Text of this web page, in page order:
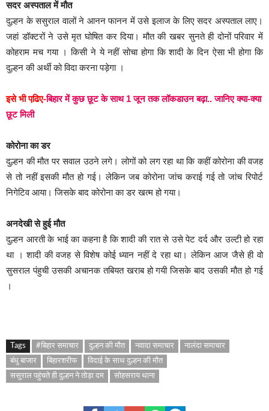
सदर अस्पताल में मौत
दुल्हन के ससुराल वालों ने आनन फानन में उसे इलाज के लिए सदर अस्पताल लाए।
जहां डॉक्टरों ने उसे मृत घोषित कर दिया। मौत की खबर सुनते ही दोनों परिवार में
कोहराम मच गया । किसी ने ये नहीं सोचा होगा कि शादी के दिन ऐसा भी होगा कि
दुल्हन की अर्थी को विदा करना पड़ेगा ।
इसे भी पढि़ए-बिहार में कुछ छूट के साथ 1 जून तक लॉकडाउन बढ़ा.. जानिए क्या-क्या
छूट मिली
कोरोना का डर
दुल्हन की मौत पर सवाल उठने लगे। लोगों को लग रहा था कि कहीं कोरोना की वजह
से तो नहीं इसकी मौत हो गई। लेकिन जब कोरोना जांच कराई गई तो जांच रिपोर्ट
निगेटिव आया। जिसके बाद कोरोना का डर खत्म हो गया।
अनदेखी से हुई मौत
दुल्हन आरती के भाई का कहना है कि शादी की रात से उसे पेट दर्द और उल्टी हो रहा
था । शादी की वजह से विशेष कोई ध्यान नहीं दे रहा था। लेकिन आज जैसे ही वो
सुसराल पंहुची उसकी अचानक तबियत खराब हो गयी जिसके बाद उसकी मौत हो गई
।
Tags #बिहार समाचार दुल्हन की मौत नवादा समाचार
नालंदा समाचार
बंधु बाजार
बिहारशरीफ
विदाई के साथ दुल्हन की मौत
ससुराल पहुंचते ही दुल्हन ने तोड़ा दम
सोहसराय थाना